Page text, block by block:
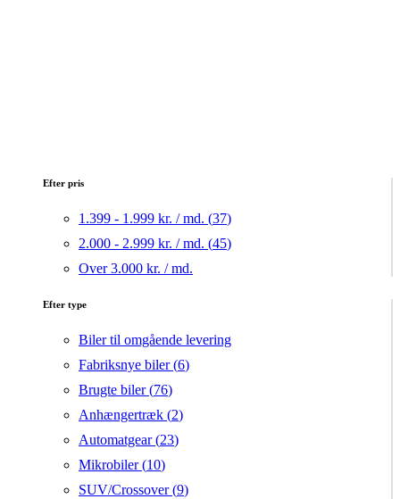
Efter pris
1.399 - 1.999 kr. / md. (37)
2.000 - 2.999 kr. / md. (45)
Over 3.000 kr. / md.
Efter type
Biler til omgående levering
Fabriksnye biler (6)
Brugte biler (76)
Anhængertræk (2)
Automatgear (23)
Mikrobiler (10)
SUV/Crossover (9)